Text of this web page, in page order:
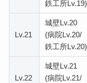
鉄工所Lv.19)
Lv.21
城壁Lv.20
(病院Lv.20/
鉄工所Lv.20)
Lv.22
城壁Lv.21
(病院Lv.21/